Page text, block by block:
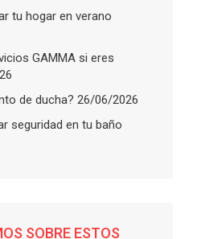
tu hogar en verano
GAMMA si eres
de ducha? 26/06/2026
seguridad en tu baño
SOBRE ESTOS